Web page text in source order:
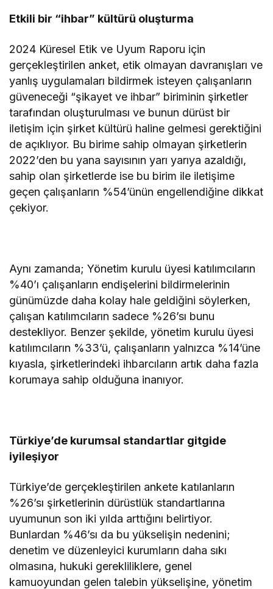
Etkili bir “ihbar” kültürü oluşturma
2024 Küresel Etik ve Uyum Raporu için
gerçekleştirilen anket, etik olmayan davranışları ve
yanlış uygulamaları bildirmek isteyen çalışanların
güveneceği “şikayet ve ihbar” biriminin şirketler
tarafından oluşturulması ve bunun dürüst bir
iletişim için şirket kültürü haline gelmesi gerektiğini
de açıklıyor. Bu birime sahip olmayan şirketlerin
2022’den bu yana sayısının yarı yarıya azaldığı,
sahip olan şirketlerde ise bu birim ile iletişime
geçen çalışanların %54’ünün engellendiğine dikkat
çekiyor.
Aynı zamanda; Yönetim kurulu üyesi katılımcıların
%40’ı çalışanların endişelerini bildirmelerinin
günümüzde daha kolay hale geldiğini söylerken,
çalışan katılımcıların sadece %26’sı bunu
destekliyor. Benzer şekilde, yönetim kurulu üyesi
katılımcıların %33’ü, çalışanların yalnızca %14’üne
kıyasla, şirketlerindeki ihbarcıların artık daha fazla
korumaya sahip olduğuna inanıyor.
Türkiye’de kurumsal standartlar gitgide
iyileşiyor
Türkiye’de gerçekleştirilen ankete katılanların
%26’sı şirketlerinin dürüstlük standartlarına
uyumunun son iki yılda arttığını belirtiyor.
Bunlardan %46’sı da bu yükselişin nedenini;
denetim ve düzenleyici kurumların daha sıkı
olmasına, hukuki gerekliliklere, genel
kamuoyundan gelen talebin yükselişine, yönetim